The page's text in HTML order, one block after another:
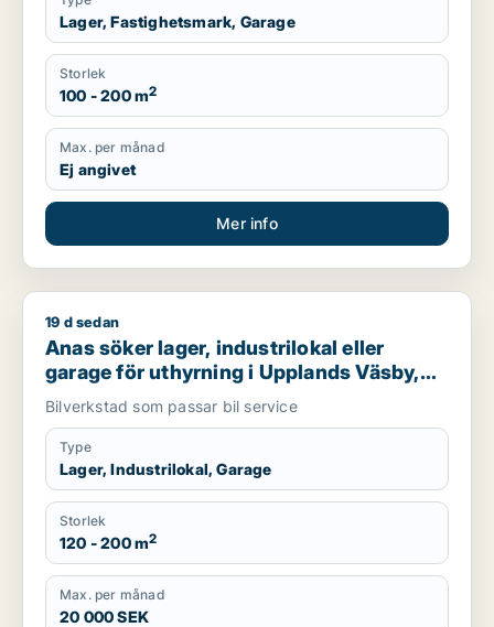
Lager, Fastighetsmark, Garage
Storlek
100 - 200 m2
Max. per månad
Ej angivet
Mer info
Anas söker lager, industrilokal eller garage för uthyrning i
19 d sedan
Anas söker lager, industrilokal eller
garage för uthyrning i Upplands Väsby,
Vallentuna eller Upplands-Bro m.fl.
Bilverkstad som passar bil service
Type
Lager, Industrilokal, Garage
Storlek
120 - 200 m2
Max. per månad
20 000 SEK